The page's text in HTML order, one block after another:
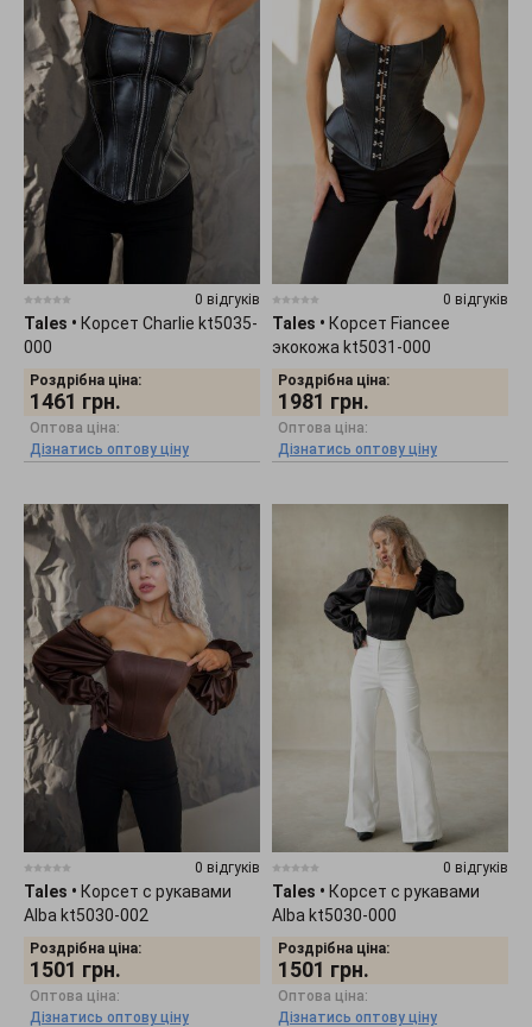
0 відгуків
Tales • Корсет Charlie kt5035-
000
Роздрібна ціна:
1461 грн.
Оптова ціна:
Дізнатись оптову ціну
0 відгуків
Tales • Корсет Fiancee
экокожа kt5031-000
Роздрібна ціна:
1981 грн.
Оптова ціна:
Дізнатись оптову ціну
0 відгуків
Tales • Корсет с рукавами
Alba kt5030-002
Роздрібна ціна:
1501 грн.
Оптова ціна:
Дізнатись оптову ціну
0 відгуків
Tales • Корсет с рукавами
Alba kt5030-000
Роздрібна ціна:
1501 грн.
Оптова ціна:
Дізнатись оптову ціну